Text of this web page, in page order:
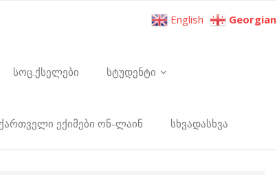
სოც.ქსელები სტუდენტი
ექიმები ონ-ლაინ სხვადასხვა
English Georgian